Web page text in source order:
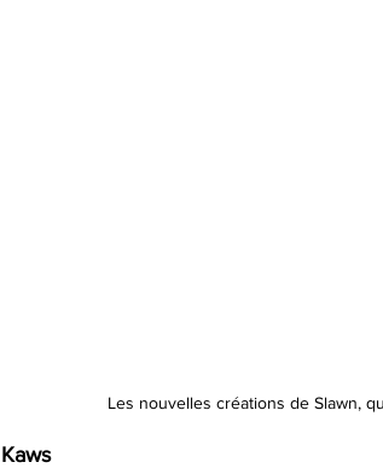
Les nouvelles créations de Slawn,
Kaws